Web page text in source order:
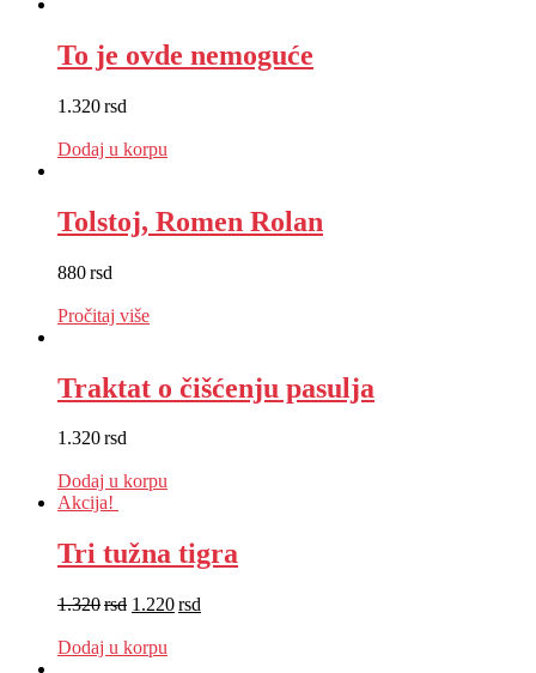
To je ovde nemoguće
1.320rsd
Dodaj u korpu
Tolstoj, Romen Rolan
880rsd
Pročitaj više
Traktat o čišćenju pasulja
1.320rsd
Dodaj u korpu
Akcija!
Tri tužna tigra
1.320rsd 1.220rsd
Dodaj u korpu